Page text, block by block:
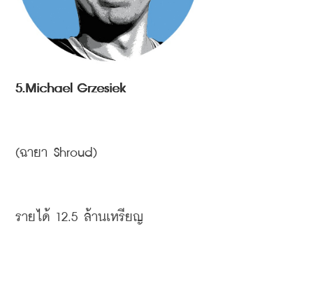
5.Michael Grzesiek
(ฉายา Shroud)
รายได้ 12.5 ล้านเหรียญ